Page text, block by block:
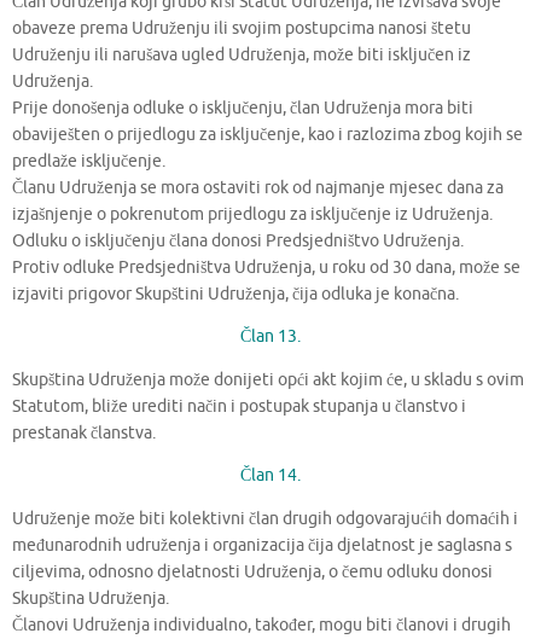
obaveze prema Udruženju ili svojim postupcima nanosi štetu
Udruženju ili narušava ugled Udruženja, može biti isključen iz
Udruženja.
Prije donošenja odluke o isključenju, član Udruženja mora biti
obaviješten o prijedlogu za isključenje, kao i razlozima zbog kojih se
predlaže isključenje.
Članu Udruženja se mora ostaviti rok od najmanje mjesec dana za
izjašnjenje o pokrenutom prijedlogu za isključenje iz Udruženja.
Odluku o isključenju člana donosi Predsjedništvo Udruženja.
Protiv odluke Predsjedništva Udruženja, u roku od 30 dana, može se
izjaviti prigovor Skupštini Udruženja, čija odluka je konačna.
Član 13.
Skupština Udruženja može donijeti opći akt kojim će, u skladu s ovim
Statutom, bliže urediti način i postupak stupanja u članstvo i
prestanak članstva.
Član 14.
Udruženje može biti kolektivni član drugih odgovarajućih domaćih i
međunarodnih udruženja i organizacija čija djelatnost je saglasna s
ciljevima, odnosno djelatnosti Udruženja, o čemu odluku donosi
Skupština Udruženja.
Članovi Udruženja individualno, također, mogu biti članovi i drugih